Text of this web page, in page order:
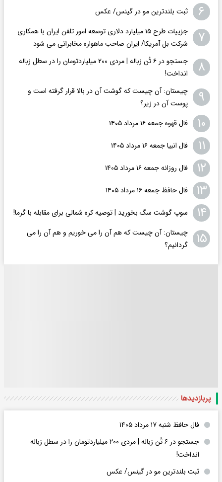
۶ ثبت بلندترین مو در گینس/ عکس
۷
جزییات طرح ۱۵ میلیارد دلاری توسعه امور تلفن ایران با همکاری
شرکت بل آمریکا/ ایران صاحب ماهواره مخابراتی می شود
۸
جستجو در ۶ تُن زباله | مردی ۲۰۰ میلیاردتومان را در سطل زباله
انداخت!
۹
چیستان: آن چیست که گوشت آن در بالا قرار گرفته است و
پوست آن در زیر؟
۱۰ فال قهوه جمعه ۱۶ مرداد ۱۴۰۵
۱۱ فال انبیا جمعه ۱۶ مرداد ۱۴۰۵
۱۲ فال روزانه جمعه ۱۶ مرداد ۱۴۰۵
۱۳ فال حافظ جمعه ۱۶ مرداد ۱۴۰۵
۱۴ سوپ گوشت سگ بخورید | توصیه کره شمالی برای مقابله با گرما!
۱۵
چیستان: آن چیست که هم آن را می خوریم و هم آن را می
گردانیم؟
پربازدید‌ها
فال حافظ شنبه ۱۷ مرداد ۱۴۰۵
جستجو در ۶ تُن زباله | مردی ۲۰۰ میلیاردتومان را در سطل زباله
انداخت!
ثبت بلندترین مو در گینس/ عکس